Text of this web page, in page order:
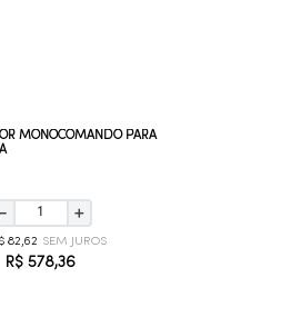
MONOCOMANDO PARA
＋
－
82,62
R$ 578,36